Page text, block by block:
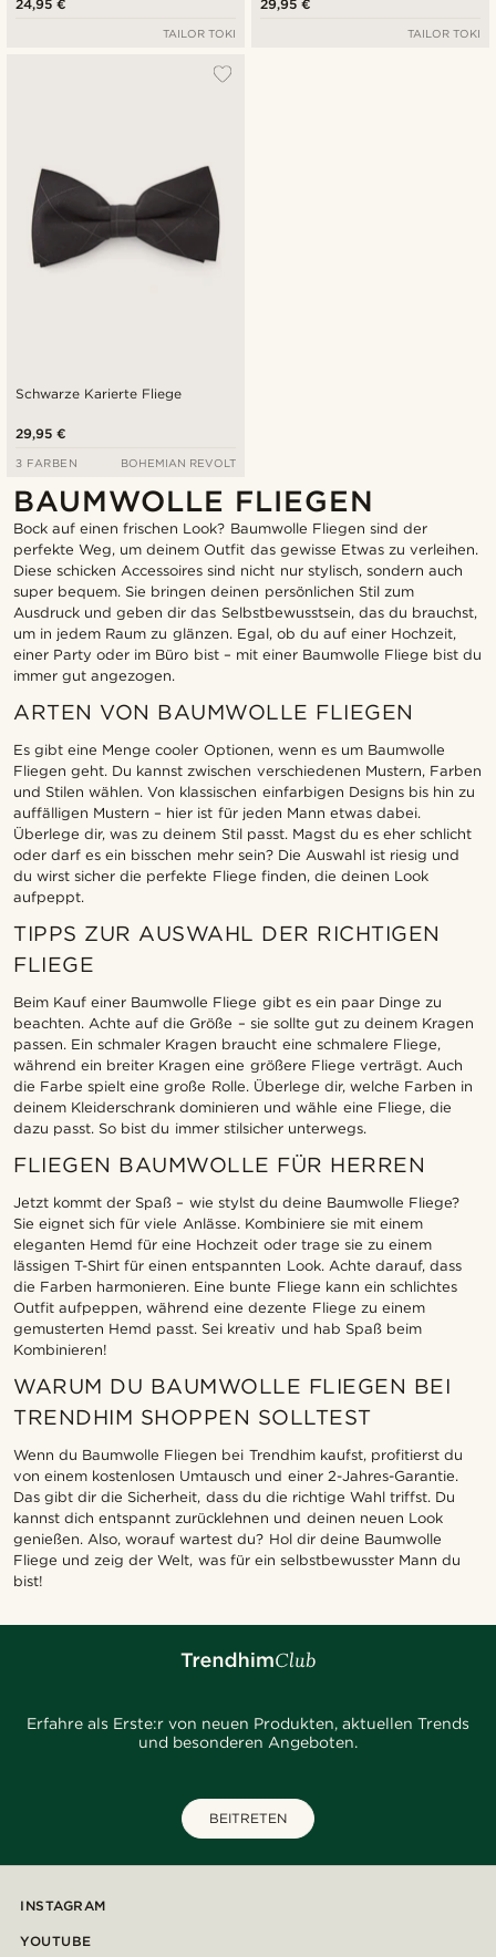
24,95 €
TAILOR TOKI
29,95 €
TAILOR TOKI
Schwarze Karierte Fliege
29,95 €
3 FARBEN BOHEMIAN REVOLT
BAUMWOLLE FLIEGEN
Bock auf einen frischen Look? Baumwolle Fliegen sind der
perfekte Weg, um deinem Outfit das gewisse Etwas zu verleihen.
Diese schicken Accessoires sind nicht nur stylisch, sondern auch
super bequem. Sie bringen deinen persönlichen Stil zum
Ausdruck und geben dir das Selbstbewusstsein, das du brauchst,
um in jedem Raum zu glänzen. Egal, ob du auf einer Hochzeit,
einer Party oder im Büro bist – mit einer Baumwolle Fliege bist du
immer gut angezogen.
ARTEN VON BAUMWOLLE FLIEGEN
Es gibt eine Menge cooler Optionen, wenn es um Baumwolle
Fliegen geht. Du kannst zwischen verschiedenen Mustern, Farben
und Stilen wählen. Von klassischen einfarbigen Designs bis hin zu
auffälligen Mustern – hier ist für jeden Mann etwas dabei.
Überlege dir, was zu deinem Stil passt. Magst du es eher schlicht
oder darf es ein bisschen mehr sein? Die Auswahl ist riesig und
du wirst sicher die perfekte Fliege finden, die deinen Look
aufpeppt.
TIPPS ZUR AUSWAHL DER RICHTIGEN
FLIEGE
Beim Kauf einer Baumwolle Fliege gibt es ein paar Dinge zu
beachten. Achte auf die Größe – sie sollte gut zu deinem Kragen
passen. Ein schmaler Kragen braucht eine schmalere Fliege,
während ein breiter Kragen eine größere Fliege verträgt. Auch
die Farbe spielt eine große Rolle. Überlege dir, welche Farben in
deinem Kleiderschrank dominieren und wähle eine Fliege, die
dazu passt. So bist du immer stilsicher unterwegs.
FLIEGEN BAUMWOLLE FÜR HERREN
Jetzt kommt der Spaß – wie stylst du deine Baumwolle Fliege?
Sie eignet sich für viele Anlässe. Kombiniere sie mit einem
eleganten Hemd für eine Hochzeit oder trage sie zu einem
lässigen T-Shirt für einen entspannten Look. Achte darauf, dass
die Farben harmonieren. Eine bunte Fliege kann ein schlichtes
Outfit aufpeppen, während eine dezente Fliege zu einem
gemusterten Hemd passt. Sei kreativ und hab Spaß beim
Kombinieren!
WARUM DU BAUMWOLLE FLIEGEN BEI
TRENDHIM SHOPPEN SOLLTEST
Wenn du Baumwolle Fliegen bei Trendhim kaufst, profitierst du
von einem kostenlosen Umtausch und einer 2-Jahres-Garantie.
Das gibt dir die Sicherheit, dass du die richtige Wahl triffst. Du
kannst dich entspannt zurücklehnen und deinen neuen Look
genießen. Also, worauf wartest du? Hol dir deine Baumwolle
Fliege und zeig der Welt, was für ein selbstbewusster Mann du
bist!
Erfahre als Erste:r von neuen Produkten, aktuellen Trends
und besonderen Angeboten.
BEITRETEN
INSTAGRAM
YOUTUBE